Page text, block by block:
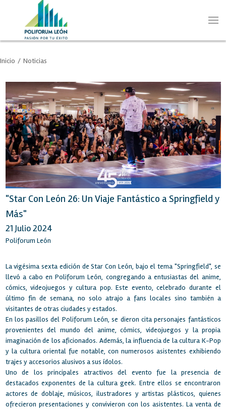
Inicio / Noticias
"Star Con León 26: Un Viaje Fantástico a Springfield y
Más"
21 Julio 2024
Poliforum León
La vigésima sexta edición de Star Con León, bajo el tema "Springfield", se
llevó a cabo en Poliforum León, congregando a entusiastas del anime,
cómics, videojuegos y cultura pop. Este evento, celebrado durante el
último fin de semana, no solo atrajo a fans locales sino también a
visitantes de otras ciudades y estados.
En los pasillos del Poliforum León, se dieron cita personajes fantásticos
provenientes del mundo del anime, cómics, videojuegos y la propia
imaginación de los aficionados. Además, la influencia de la cultura K-Pop
y la cultura oriental fue notable, con numerosos asistentes exhibiendo
trajes y accesorios alusivos a sus ídolos.
Uno de los principales atractivos del evento fue la presencia de
destacados exponentes de la cultura geek. Entre ellos se encontraron
actores de doblaje, músicos, ilustradores y artistas plásticos, quienes
ofrecieron presentaciones y convivieron con los asistentes. La venta de